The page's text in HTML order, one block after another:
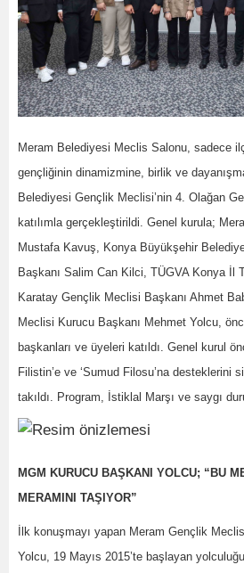
Meram Belediyesi Meclis Salonu, sadece
gençliğinin dinamizmine, birlik ve
Belediyesi Gençlik Meclisi’nin 4. Olağan
katılımla gerçekleştirildi. Genel kurula;
Mustafa Kavuş, Konya Büyükşehir
Başkanı Salim Can Kilci, TÜGVA Konya İl
Karatay Gençlik Meclisi Başkanı Ahmet
Meclisi Kurucu Başkanı Mehmet Yolcu,
başkanları ve üyeleri katıldı. Genel kurul
Filistin’e ve ‘Sumud Filosu’na desteklerini
takıldı. Program, İstiklal Marşı ve saygı
MGM KURUCU BAŞKANI YOLCU; “BU
MERAMINI TAŞIYOR”
İlk konuşmayı yapan Meram Gençlik
Yolcu, 19 Mayıs 2015’te başlayan